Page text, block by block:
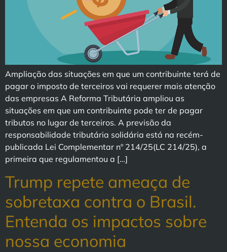
Ampliação das situações em que um contribuinte terá de
pagar o imposto de terceiros vai requerer mais atenção
das empresas A Reforma Tributária ampliou as
situações em que um contribuinte pode ter de pagar
tributos no lugar de terceiros. A previsão da
responsabilidade tributária solidária está na recém-
publicada Lei Complementar nº 214/25(LC 214/25), a
primeira que regulamentou a […]
Trump repete ameaça de
sobretaxa contra o Brasil.
Entenda os impactos sobre
nossa economia